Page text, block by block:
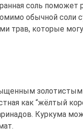
соль
обычной соли
трав, которые
как “жёлтый
Куркума